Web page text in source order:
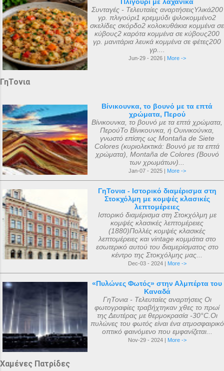
Συνταγές - Τελευταίες αναρτήσειςΥλικά200
γρ. πλιγούρι1 κρεμμύδι ψιλοκομμένο2
σκελίδες σκόρδο2 κολοκυθάκια κομμένα σε
κύβους2 καρότα κομμένα σε κύβους200
γρ. μανιτάρια λευκά κομμένα σε φέτες200
γρ....
Jun-29 - 2026 | More ->
ΓηΤονια
Βίνικουνκα, το βουνό με τα επτά
χρώματα, Περού
Βίνικουνκα, το βουνό με τα επτά χρώματα,
ΠερούΤο Βίνικουνκα, ή Ουινικούνκα,
γνωστό επίσης ως Montaña de Siete
Colores (κυριολεκτικά: Βουνό με τα επτά
χρώματα), Montaña de Colores (Βουνό
των χρωμάτων)...
Jan-07 - 2025 | More ->
ΓηΤονια - Ιστορικό διαμέρισμα στη
Στοκχόλμη με κομψές κλασικές
λεπτομέρειες
Ιστορικό διαμέρισμα στη Στοκχόλμη με
κομψές κλασικές λεπτομέρειες
(1880)Πολλές κομψές κλασικές
λεπτομέρειες και vintage κομμάτια στο
εσωτερικό αυτού του διαμερίσματος στο
κέντρο της Στοκχόλμης μας...
Dec-03 - 2024 | More ->
«Πυλώνες Φωτός» στην Αλμπέρτα του
Καναδά
ΓηΤονια - Τελευταίες αναρτήσεις Οι
φωτογραφίες τραβήχτηκαν χθες το πρωί
της Δευτέρας με θερμοκρασία -30°C.Οι
πυλώνες του φωτός είναι ένα ατμοσφαιρικό
οπτικό φαινόμενο που εμφανίζεται...
Nov-29 - 2024 | More ->
Χαμένες Πατρίδες